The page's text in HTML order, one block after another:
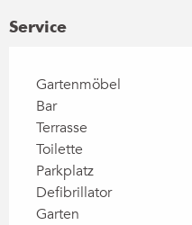
Service
Gartenmöbel
Bar
Terrasse
Toilette
Parkplatz
Defibrillator
Garten